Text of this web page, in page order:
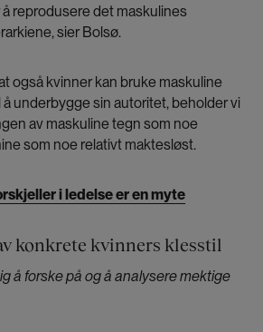
å reprodusere det maskulines
sier Bolsø.
også kvinner kan bruke maskuline
underbygge sin autoritet, beholder vi
av maskuline tegn som noe
som noe relativt maktesløst.
i ledelse er en myte
konkrete kvinners klesstil
å forske på og å analysere mektige